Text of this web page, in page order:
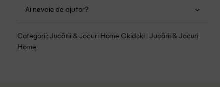
mai mare de 149.00 lei.
Retur Gratuit in 14 zile pentru comenzile cu valoare mai
Ai nevoie de ajutor?
Program: Luni-Vineri intre 9:00 - 15:00
Categorii:Jucării & Jocuri Home Okidoki |Jucării & Jocuri
Home